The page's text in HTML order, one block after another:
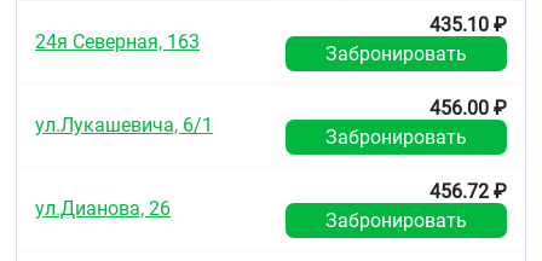
Инфекционно-воспалительные заболевания горла
или ротовой полости:
заболевания глотки
стоматит
Противопоказания
Повышенная чувствительность к любому из
24я Северная, 163
435.10 ₽
Забронировать
ул.Лукашевича, 6/1
456.00 ₽
Забронировать
ул.Дианова, 26
456.72 ₽
Забронировать